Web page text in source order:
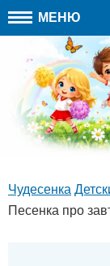
МЕНЮ
Чудесенка
Песенка про